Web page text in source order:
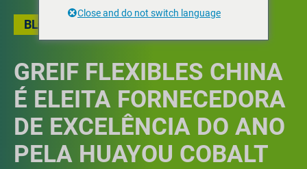
BLOG
GREIF FLEXIBLES CHINA
É ELEITA FORNECEDORA
DE EXCELÊNCIA DO ANO
PELA HUAYOU COBALT
Close and do not switch language